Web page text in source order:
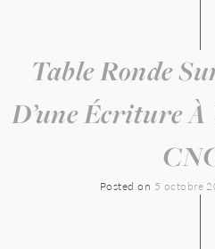
Table Ronde
D’une Écriture
Posted on 5 octobre